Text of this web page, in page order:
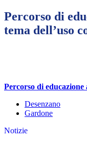
Percorso di
tema dell’uso
Percorso di educazione
Desenzano
Gardone
Notizie